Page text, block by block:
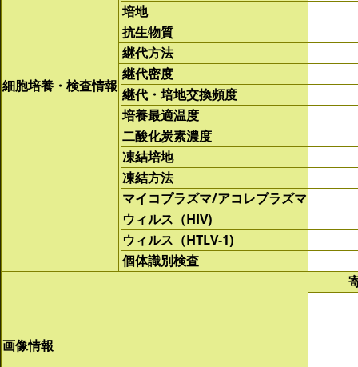
細胞培養・検査情報
培地
抗生物質
継代方法
継代密度
継代・培地交換頻度
培養最適温度
二酸化炭素濃度
凍結培地
凍結方法
マイコプラズマ/アコレプラズマ
ウィルス（HIV)
ウィルス（HTLV-1)
個体識別検査
画像情報